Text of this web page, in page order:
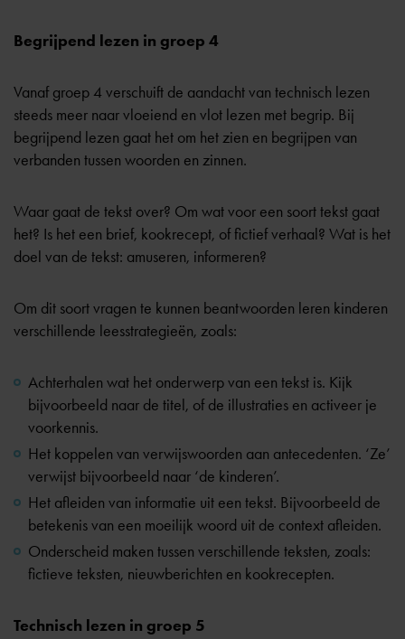
Begrijpend lezen in groep 4
Vanaf groep 4 verschuift de aandacht van technisch lezen
steeds meer naar vloeiend en vlot lezen met begrip. Bij
begrijpend lezen gaat het om het zien en begrijpen van
verbanden tussen woorden en zinnen.
Waar gaat de tekst over? Om wat voor een soort tekst gaat
het? Is het een brief, kookrecept, of fictief verhaal? Wat is het
doel van de tekst: amuseren, informeren?
Om dit soort vragen te kunnen beantwoorden leren kinderen
verschillende leesstrategieën, zoals:
Achterhalen wat het onderwerp van een tekst is. Kijk
bijvoorbeeld naar de titel, of de illustraties en activeer je
voorkennis.
Het koppelen van verwijswoorden aan antecedenten. ‘Ze’
verwijst bijvoorbeeld naar ‘de kinderen’.
Het afleiden van informatie uit een tekst. Bijvoorbeeld de
betekenis van een moeilijk woord uit de context afleiden.
Onderscheid maken tussen verschillende teksten, zoals:
fictieve teksten, nieuwberichten en kookrecepten.
Technisch lezen in groep 5